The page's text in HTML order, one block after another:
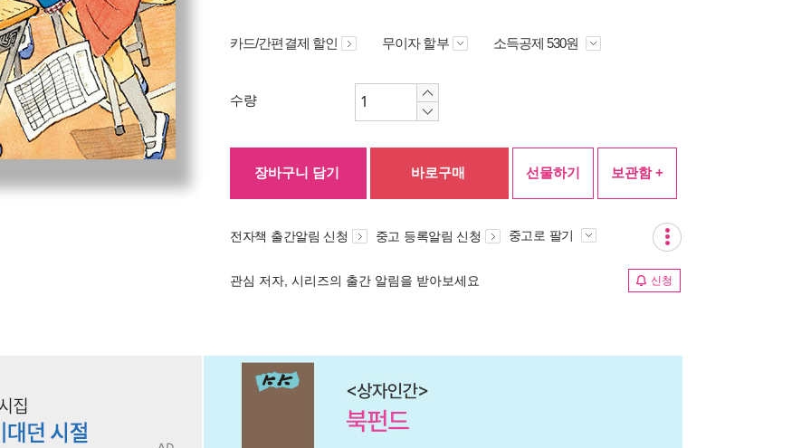
카드/간편결제 할인 무이자 할부 소득공제 530원
수량
장바구니 담기 바로구매 선물하기 보관함 +
전자책 출간알림 신청 중고 등록알림 신청 중고로 팔기
관심 저자, 시리즈의 출간 알림을 받아보세요 신청